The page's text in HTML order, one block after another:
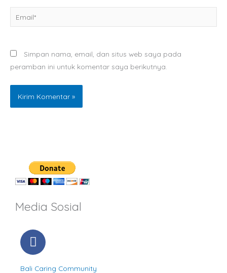
Simpan nama, email, dan situs web saya pada
peramban ini untuk komentar saya berikutnya.
Media Sosial
F
a
Bali Caring Community